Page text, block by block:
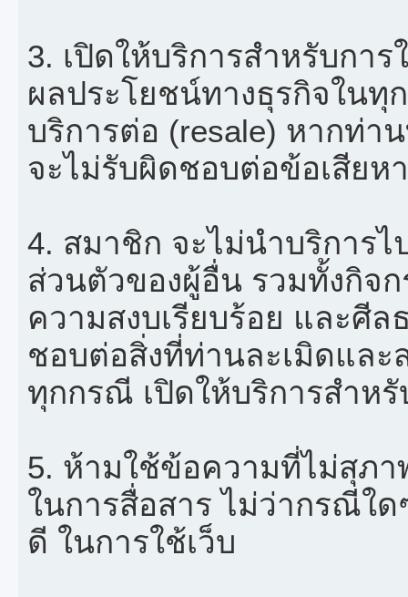
3. เปิดให้บริการสำหรับกา
ผลประโยชน์ทางธุรกิจในทุ
บริการต่อ (resale) หากท่า
จะไม่รับผิดชอบต่อข้อเสีย
4. สมาชิก จะไม่นำบริการ
ส่วนตัวของผู้อื่น รวมทั้งกิจ
ความสงบเรียบร้อย และศี
ชอบต่อสิ่งที่ท่านละเมิดและ
ทุกกรณี เปิดให้บริการสำห
5. ห้ามใช้ข้อความที่ไม่สุภ
ในการสื่อสาร ไม่ว่ากรณีใ
ดี ในการใช้เว็บ